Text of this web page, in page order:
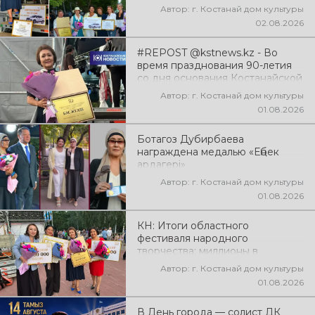
Автор: г. Костанай дом культуры
02.08.2026
#REPOST @kstnews.kz - Во
время празднования 90-летия
со дня основания Костанайской
области подвели итоги 38-го
фестиваля самодеятельного
Автор: г. Костанай дом культуры
01.08.2026
Ботагоз Дубирбаева
награждена медалью «Еңбек
ардагері»
Автор: г. Костанай дом культуры
01.08.2026
КН: Итоги областного
фестиваля народного
творчества: миллионы в
культуруАвтор: г. Костанай дом культуры
01.08.2026
В День города — солист ДК